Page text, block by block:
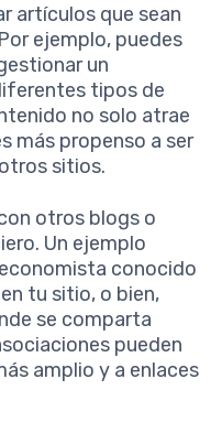
artículos que sean
ejemplo, puedes
un
tipos de
no solo atrae
más propenso a ser
sitios.
otros blogs o
Un ejemplo
conocido
tu sitio, o bien,
se comparta
pueden
amplio y a enlaces